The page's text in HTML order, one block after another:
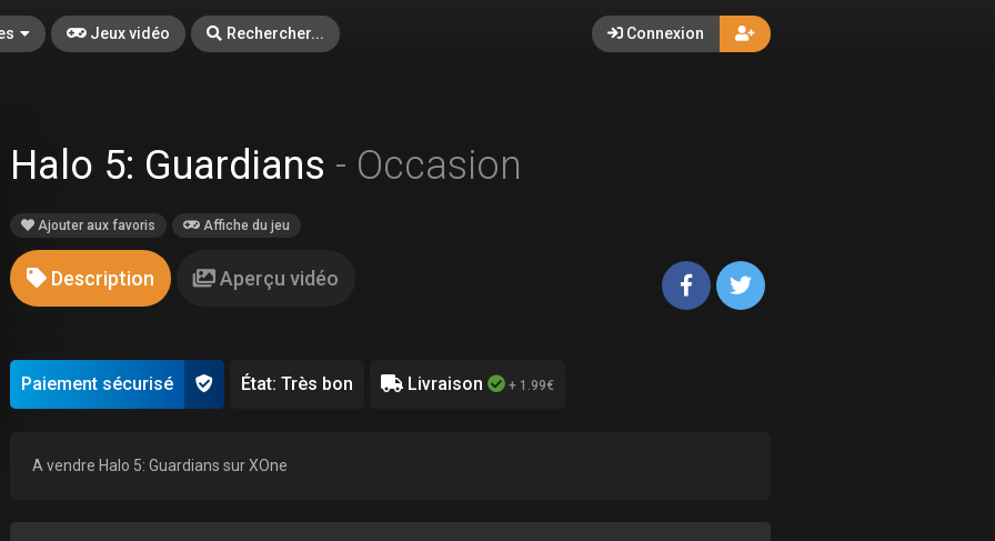
Jeux vidéo Rechercher... Connexion
Halo 5: Guardians - Occasion
Ajouter aux favoris Affiche du jeu
Description Aperçu vidéo
Paiement sécurisé État: Très bon Livraison + 1.99€
A vendre Halo 5: Guardians sur XOne